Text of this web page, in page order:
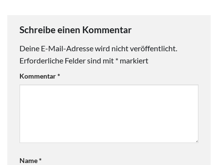
Schreibe einen Kommentar
Deine E-Mail-Adresse wird nicht veröffentlicht.
Erforderliche Felder sind mit * markiert
Kommentar*
Name*